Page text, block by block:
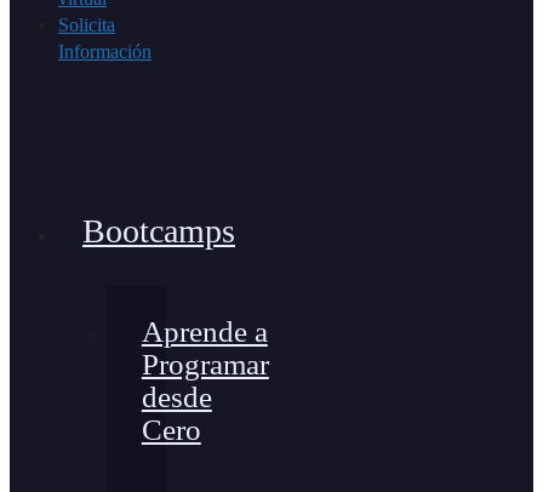
Solicita
Información
Bootcamps
Aprende a
Programar
desde
Cero